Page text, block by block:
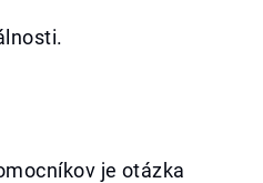
je otázka